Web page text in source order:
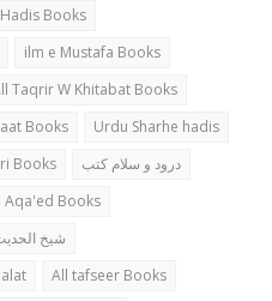
Books
ilm e Mustafa Books
Taqrir W Khitabat Books
Books
Urdu Sharhe hadis
Books
درود و سلام کتب
Aqa'ed Books
شیخ
All tafseer Books